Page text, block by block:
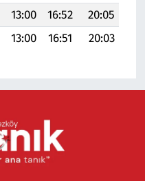
13:00 16:52 20:05
13:00 16:51 20:03